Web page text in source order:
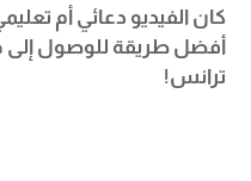
كان الفيديو دعائي أم
أفضل طريقة للوصول
ترانس!